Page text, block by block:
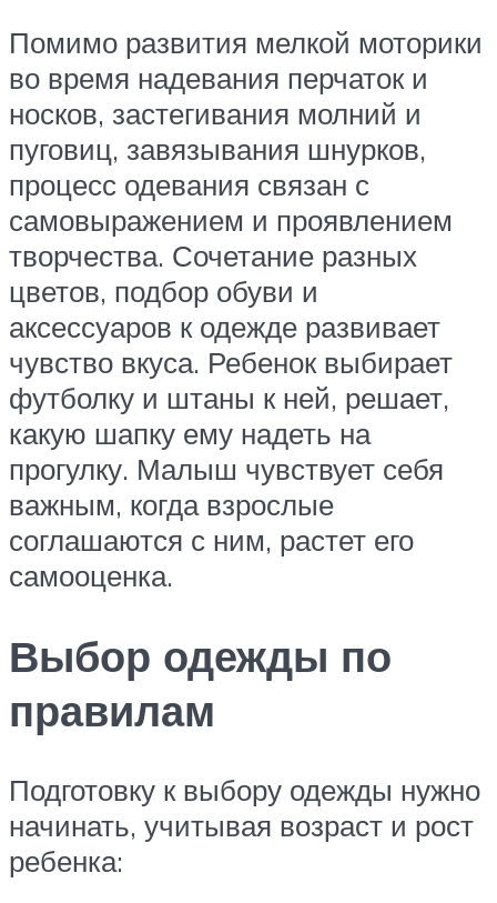
Помимо развития мелкой моторики
во время надевания перчаток и
носков, застегивания молний и
пуговиц, завязывания шнурков,
процесс одевания связан с
самовыражением и проявлением
творчества. Сочетание разных
цветов, подбор обуви и
аксессуаров к одежде развивает
чувство вкуса. Ребенок выбирает
футболку и штаны к ней, решает,
какую шапку ему надеть на
прогулку. Малыш чувствует себя
важным, когда взрослые
соглашаются с ним, растет его
самооценка.
Выбор одежды по
правилам
Подготовку к выбору одежды нужно
начинать, учитывая возраст и рост
ребенка: